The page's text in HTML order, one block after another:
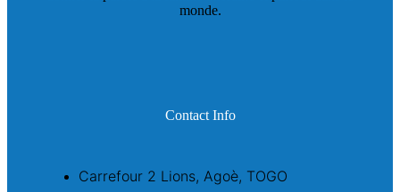
monde.
Contact Info
Carrefour 2 Lions, Agoè, TOGO